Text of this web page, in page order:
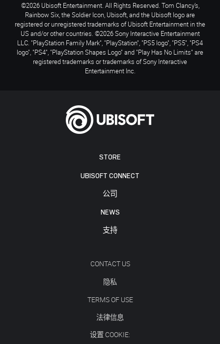
STORE
UBISOFT CONNECT
公司
NEWS
支持
CONTACT US
隐私
TERMS OF USE
法律信息
设置 COOKIE:
©2026 Ubisoft Entertainment. All Rights Reserved. Tom Clancy’s,
Rainbow Six, the Soldier Icon, Ubisoft, and the Ubisoft logo are
registered or unregistered trademarks of Ubisoft Entertainment in the
US and/or other countries. ©2026 Sony Interactive Entertainment
LLC. "PlayStation Family Mark", "PlayStation", "PS5 logo", "PS5", "PS4
logo", "PS4", "PlayStation Shapes Logo" and "Play Has No Limits" are
registered trademarks or trademarks of Sony Interactive
Entertainment Inc.